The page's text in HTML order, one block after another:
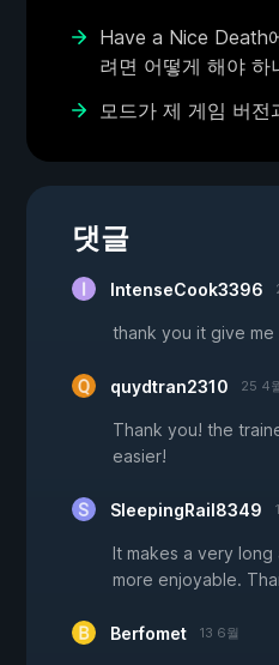
Have a Nice Death
려면 어떻게 해야 하
모드가 제 게임 버전
댓글
IntenseCook3396
thank you it give
quydtran2310 25 4
Thank you! the
easier!
SleepingRail8349
It makes a very
more enjoyable.
Berfomet 13 6월